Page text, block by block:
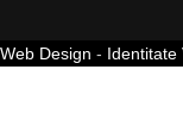
Web Design - Identitate